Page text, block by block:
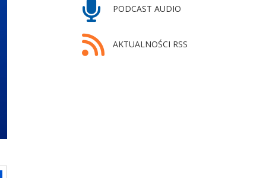
PODCAST AUDIO
AKTUALNOŚCI RSS